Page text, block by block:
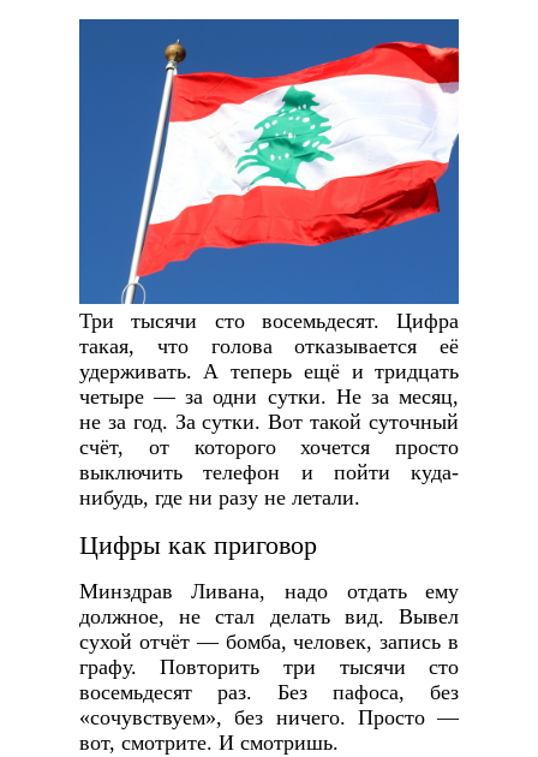
Три тысячи сто восемьдесят. Цифра
такая, что голова отказывается её
удерживать. А теперь ещё и тридцать
четыре — за одни сутки. Не за месяц,
не за год. За сутки. Вот такой суточный
счёт, от которого хочется просто
выключить телефон и пойти куда-
нибудь, где ни разу не летали.
Цифры как приговор
Минздрав Ливана, надо отдать ему
должное, не стал делать вид. Вывел
сухой отчёт — бомба, человек, запись в
графу. Повторить три тысячи сто
восемьдесят раз. Без пафоса, без
«сочувствуем», без ничего. Просто —
вот, смотрите. И смотришь.